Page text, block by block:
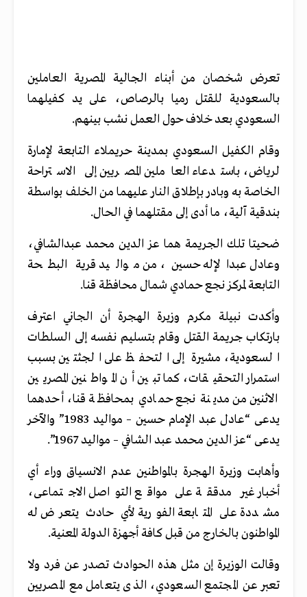
تعرض شخصان من أبناء الجالية المصرية العاملين
بالسعودية للقتل رميا بالرصاص، على يد كفيلهما
السعودي بعد خلاف حول العمل نشب بينهم.
وقام الكفيل السعودي بمدينة حريملاء التابعة لإمارة
لرياض، باستدعاء العاملين المصريين إلى الاستراحة
الخاصة به وبادر بإطلاق النار عليهما من الخلف بواسطة
بندقية آلية، ما أدى إلى مقتلهما في الحال.
ضحيتا تلك الجريمة هما عز الدين محمد عبدالشافي،
وعادل عبدالإله حسين، من مواليد قرية البطحة
التابعة لمركز نجع حمادي شمال محافظة قنا.
وأكدت نبيلة مكرم وزيرة الهجرة أن الجاني اعترف
بارتكاب جريمة القتل وقام بتسليم نفسه إلى السلطات
السعودية، مشيرة إلى التحفظ على الجثتين بسبب
استمرار التحقيقات، كما تبين أن المواطنين المصريين
الاثنين من مدينة نجع حمادي بمحافظة قنا، أحدهما
يدعى “عادل عبد الإمام حسين – مواليد 1983” والآخر
يدعى “عز الدين محمد عبد الشافي – مواليد 1967”.
وأهابت وزيرة الهجرة بالمواطنين عدم الانسياق وراء أي
أخبار غير مدققة على مواقع التواصل الاجتماعى،
مشددة على المتابعة الفورية لأي حادث يتعرض له
المواطنون بالخارج من قبل كافة أجهزة الدولة المعنية.
وقالت الوزيرة إن مثل هذه الحوادث تصدر عن فرد ولا
تعبر عن المجتمع السعودي، الذى يتعامل مع المصريين